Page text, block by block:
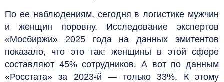
По ее наблюдениям, сегодня в логистике мужчин
и женщин поровну. Исследование экспертов
«Мосбиржи» 2025 года на данных эмитентов
показало, что это так: женщины в этой сфере
составляют 45% сотрудников. А вот по данным
«Росстата» за 2023-й — только 33%. К этому